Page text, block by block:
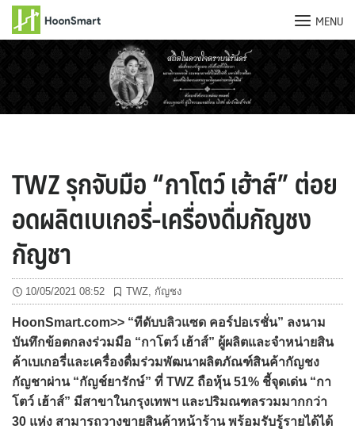
MENU
TWZ รุกจับมือ “กาโตว์ เฮ้าส์” ต่อย
อดผลิตเบเกอรี่-เครื่องดื่มกัญชง
กัญชา
10/05/2021 08:52 TWZ กัญชง
HoonSmart.com>> “ทีดับบลิวแซด คอร์ปอเรชั่น” ลงนาม
บันทึกข้อตกลงร่วมมือ “กาโตว์ เฮ้าส์” ผู้ผลิตและจำหน่ายสิน
ค้าเบเกอรี่และเครื่องดื่มร่วมพัฒนาผลิตภัณฑ์สินค้ากัญชง
กัญชาผ่าน “กัญช์ยารักษ์” ที่ TWZ ถือหุ้น 51% ชี้จุดเด่น “กา
โตว์ เฮ้าส์” มีสาขาในกรุงเทพฯ และปริมณฑลรวมมากกว่า
30 แห่ง สามารถวางขายสินค้าหน้าร้าน พร้อมรับรู้รายได้ได้